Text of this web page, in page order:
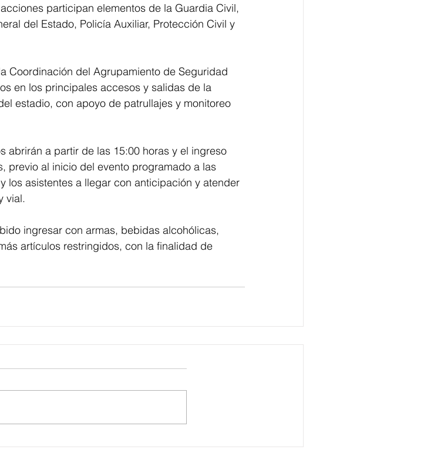
participan elementos de la Guardia Civil,
del Estado, Policía Auxiliar, Protección Civil y
Coordinación del Agrupamiento de Seguridad
en los principales accesos y salidas de la
estadio, con apoyo de patrullajes y monitoreo
abrirán a partir de las 15:00 horas y el ingreso
previo al inicio del evento programado a las
los asistentes a llegar con anticipación y atender
vial.
ingresar con armas, bebidas alcohólicas,
artículos restringidos, con la finalidad de